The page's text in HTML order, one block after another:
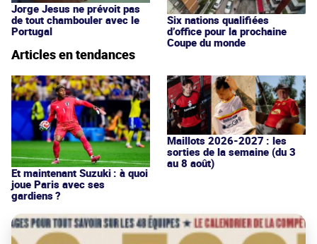
Jorge Jesus ne prévoit pas
de tout chambouler avec le
Portugal
Six nations qualifiées
d’office pour la prochaine
Coupe du monde
Articles en tendances
Et maintenant Suzuki : à quoi
joue Paris avec ses
gardiens ?
Maillots 2026-2027 : les
sorties de la semaine (du 3
au 8 août)